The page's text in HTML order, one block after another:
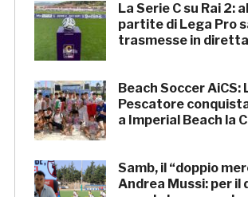
La Serie C su Rai 2:
partite di Lega Pro
trasmesse in diretta
Beach Soccer AiCS:
Pescatore
a Imperial Beach la
Samb, il “doppio
Andrea Mussi: per il